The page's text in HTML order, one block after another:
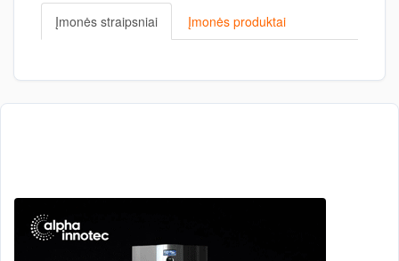
Įmonės straipsniai Įmonės produktai